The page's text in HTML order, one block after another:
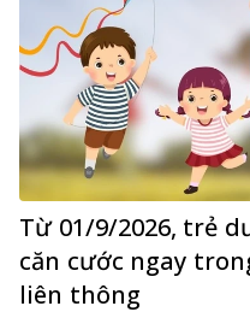
Từ 01/9/2026, trẻ
căn cước ngay
liên thông